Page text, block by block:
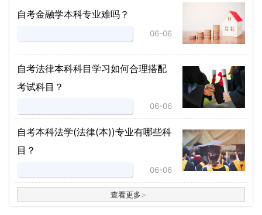
自考金融学本科专业难吗？
06-06
自考法律本科科目学习如何合理搭配
考试科目？
06-06
​自考本科法学(法律(本))专业有哪些科
目？
06-06
查看更多>